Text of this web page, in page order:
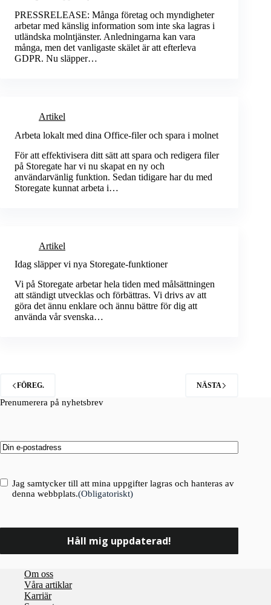
PRESSRELEASE: Många företag och myndigheter
arbetar med känslig information som inte ska lagras i
utländska molntjänster. Anledningarna kan vara
många, men det vanligaste skälet är att efterleva
GDPR. Nu släpper…
Artikel
Arbeta lokalt med dina Office-filer och spara i molnet
För att effektivisera ditt sätt att spara och redigera filer
på Storegate har vi nu skapat en ny och
användarvänlig funktion. Sedan tidigare har du med
Storegate kunnat arbeta i…
Artikel
Idag släpper vi nya Storegate-funktioner
Vi på Storegate arbetar hela tiden med målsättningen
att ständigt utvecklas och förbättras. Vi drivs av att
göra det ännu enklare och ännu bättre för dig att
använda vår svenska…
FÖREG. NÄSTA
Prenumerera på nyhetsbrev
Email(Obligatoriskt)
Consent(Obligatoriskt)
Jag samtycker till att mina uppgifter lagras och hanteras av
denna webbplats.(Obligatoriskt)
Om oss
Våra artiklar
Karriär